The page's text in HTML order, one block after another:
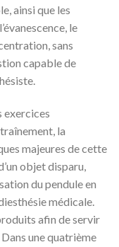
ainsi que les
le
sans
capable de
exercices
la
majeures de cette
objet disparu,
du pendule en
médicale.
afin de servir
une quatrième